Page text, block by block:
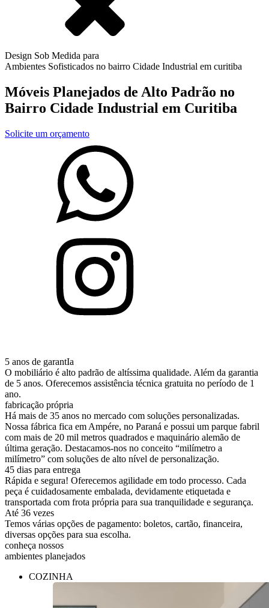
Design Sob Medida para
Ambientes Sofisticados no bairro Cidade Industrial em curitiba
Móveis Planejados de Alto Padrão no
Bairro Cidade Industrial em Curitiba
Solicite um orçamento
5 anos de garantIa
O mobiliário é alto padrão de altíssima qualidade. Além da garantia
de 5 anos. Oferecemos assistência técnica gratuita no período de 1
ano.
fabricação própria
Há mais de 35 anos no mercado com soluções personalizadas.
Nossa fábrica fica em Ampére, no Paraná e possui um parque fabril
com mais de 20 mil metros quadrados e maquinário alemão de
última geração. Destacamos-nos no conceito “milímetro a
milímetro” com soluções de alto nível de personalização.
45 dias para entrega
Rápida e segura! Oferecemos agilidade em todo processo. Cada
peça é cuidadosamente embalada, devidamente etiquetada e
transportada com frota própria para sua tranquilidade e segurança.
Até 36 vezes
Temos várias opções de pagamento: boletos, cartão, financeira,
diversas opções para sua escolha.
conheça nossos
ambientes planejados
COZINHA